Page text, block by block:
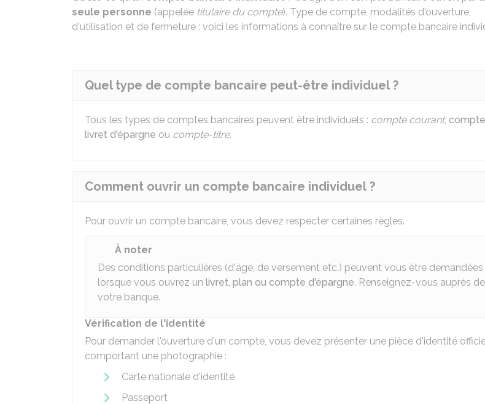
seule personne (appelée titulaire du compte). Type de compte, modalités d'ouverture,
d'utilisation et de fermeture : voici les informations à connaître sur le compte bancaire
Quel type de compte bancaire peut-être individuel ?
Tous les types de comptes bancaires peuvent être individuels : compte courant,
livret d'épargne ou compte-titre.
Comment ouvrir un compte bancaire individuel ?
Pour ouvrir un compte bancaire, vous devez respecter certaines règles.
À noter
Des conditions particulières (d'âge, de versement etc.) peuvent vous être demandées
lorsque vous ouvrez un livret, plan ou compte d'épargne. Renseignez-vous auprès de
votre banque.
Vérification de l'identité
Pour demander l'ouverture d'un compte, vous devez présenter une pièce d'identité
comportant une photographie :
Carte nationale d'identité
Passeport